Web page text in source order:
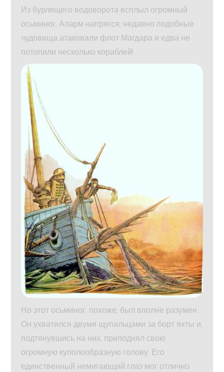
Из бурлящего водоворота всплыл огромный
осьминог. Аларм напрягся: недавно подобные
чудовища атаковали флот Магдара и едва не
потопили несколько кораблей!
Но этот осьминог, похоже, был вполне разумен.
Он ухватился двумя щупальцами за борт яхты и,
подтянувшись на них, приподнял свою
огромную куполообразную голову. Его
единственный немигающий глаз мог отлично